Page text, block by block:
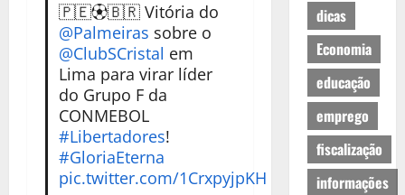
🇵🇪⚽🇧🇷 Vitória do
@Palmeiras sobre o
@ClubSCristal em
Lima para virar líder
do Grupo F da
CONMEBOL
#Libertadores!
#GloriaEterna
pic.twitter.com/1CrxpyjpKH
dicas
Economia
educação
emprego
fiscalização
informações